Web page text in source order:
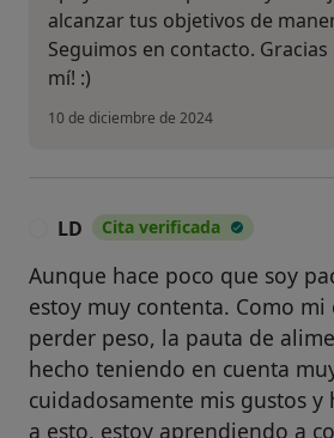
alcanzar tus objetivos de
Seguimos en contacto.
mí! :)
10 de diciembre de 2024
LD Cita verificada
Aunque hace poco que soy
estoy muy contenta. Como
perder peso, la pauta de
hecho teniendo en cuenta
cuidadosamente mis gustos y
a esto, estoy aprendiendo a